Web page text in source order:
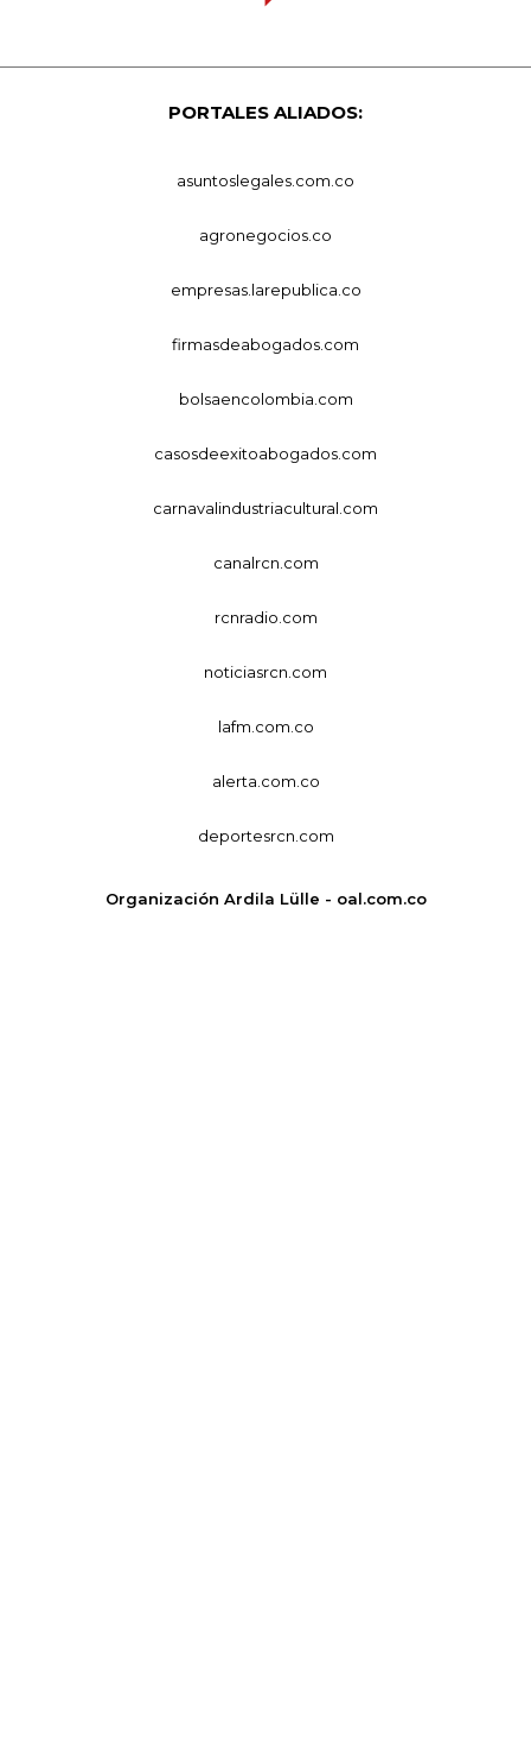
PORTALES ALIADOS:
asuntoslegales.com.co
agronegocios.co
empresas.larepublica.co
firmasdeabogados.com
bolsaencolombia.com
casosdeexitoabogados.com
carnavalindustriacultural.com
canalrcn.com
rcnradio.com
noticiasrcn.com
lafm.com.co
alerta.com.co
deportesrcn.com
Organización Ardila Lülle - oal.com.co